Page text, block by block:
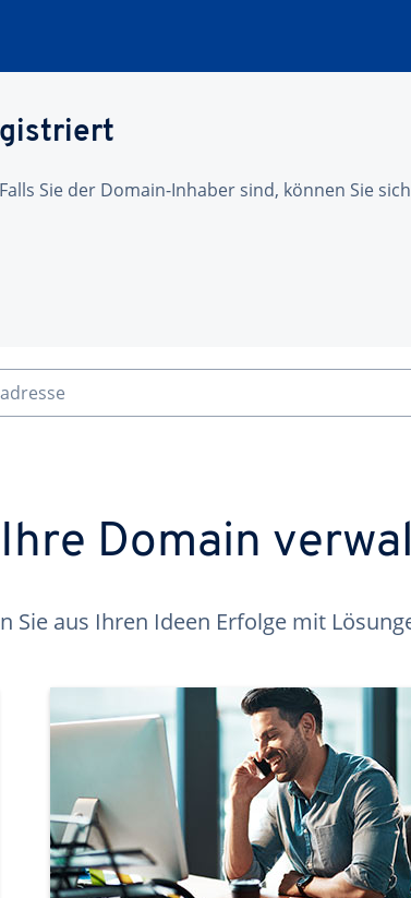
Sie der Domain-Inhaber sind, können Sie
Ihre Domain
Sie aus Ihren Ideen Erfolge mit